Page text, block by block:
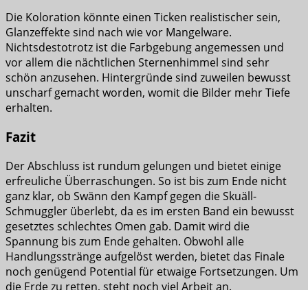
Die Koloration könnte einen Ticken realistischer sein,
Glanzeffekte sind nach wie vor Mangelware.
Nichtsdestotrotz ist die Farbgebung angemessen und
vor allem die nächtlichen Sternenhimmel sind sehr
schön anzusehen. Hintergründe sind zuweilen bewusst
unscharf gemacht worden, womit die Bilder mehr Tiefe
erhalten.
Fazit
Der Abschluss ist rundum gelungen und bietet einige
erfreuliche Überraschungen. So ist bis zum Ende nicht
ganz klar, ob Swänn den Kampf gegen die Skuäll-
Schmuggler überlebt, da es im ersten Band ein bewusst
gesetztes schlechtes Omen gab. Damit wird die
Spannung bis zum Ende gehalten. Obwohl alle
Handlungsstränge aufgelöst werden, bietet das Finale
noch genügend Potential für etwaige Fortsetzungen. Um
die Erde zu retten, steht noch viel Arbeit an.